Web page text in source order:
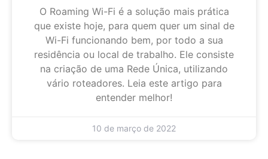
O Roaming Wi-Fi é a solução mais prática
que existe hoje, para quem quer um sinal de
Wi-Fi funcionando bem, por todo a sua
residência ou local de trabalho. Ele consiste
na criação de uma Rede Única, utilizando
vário roteadores. Leia este artigo para
entender melhor!
10 de março de 2022